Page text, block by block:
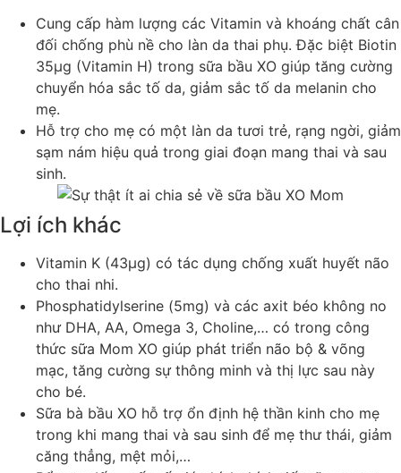
Cung cấp hàm lượng các Vitamin và khoáng chất cân
đối chống phù nề cho làn da thai phụ. Đặc biệt Biotin
35µg (Vitamin H) trong sữa bầu XO giúp tăng cường
chuyển hóa sắc tố da, giảm sắc tố da melanin cho
mẹ.
Hỗ trợ cho mẹ có một làn da tươi trẻ, rạng ngời, giảm
sạm nám hiệu quả trong giai đoạn mang thai và sau
sinh.
Lợi ích khác
Vitamin K (43µg) có tác dụng chống xuất huyết não
cho thai nhi.
Phosphatidylserine (5mg) và các axit béo không no
như DHA, AA, Omega 3, Choline,… có trong công
thức sữa Mom XO giúp phát triển não bộ & võng
mạc, tăng cường sự thông minh và thị lực sau này
cho bé.
Sữa bà bầu XO hỗ trợ ổn định hệ thần kinh cho mẹ
trong khi mang thai và sau sinh để mẹ thư thái, giảm
căng thẳng, mệt mỏi,…